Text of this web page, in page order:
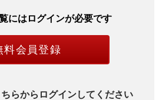
にはログインが必要です
料会員登録
らからログインしてください